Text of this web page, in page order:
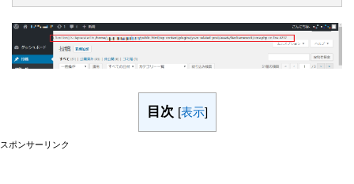
目次 [表示]
スポンサーリンク